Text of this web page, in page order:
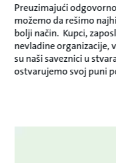
Preuzimajući
možemo da rešimo
bolji način. Kupci,
nevladine organizacije,
su naši saveznici u
ostvarujemo svoj puni